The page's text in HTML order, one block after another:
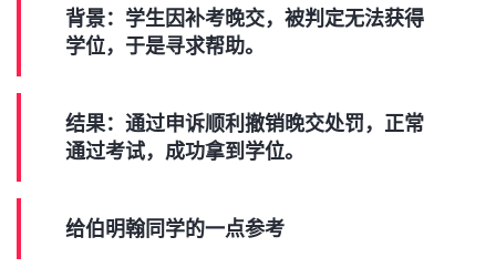
背景：学生因补考晚交，被判定无法获得
学位，于是寻求帮助。
结果：通过申诉顺利撤销晚交处罚，正常
通过考试，成功拿到学位。
给伯明翰同学的一点参考